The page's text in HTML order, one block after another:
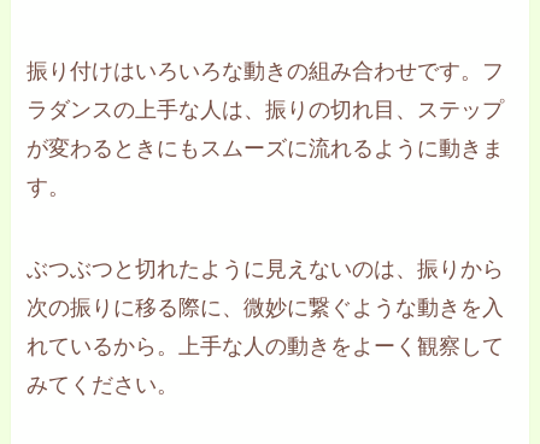
振り付けはいろいろな動きの組み合わせです。フ
ラダンスの上手な人は、振りの切れ目、ステップ
が変わるときにもスムーズに流れるように動きま
す。
ぶつぶつと切れたように見えないのは、振りから
次の振りに移る際に、微妙に繋ぐような動きを入
れているから。上手な人の動きをよーく観察して
みてください。